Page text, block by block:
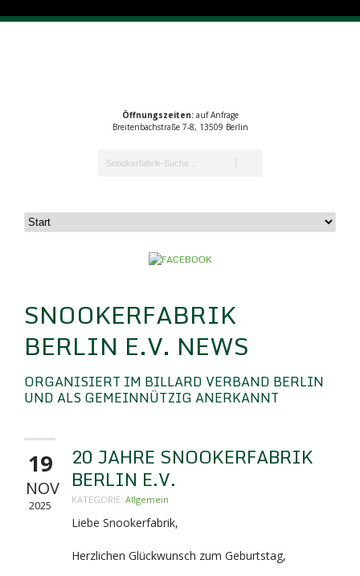
Öffnungszeiten:auf Anfrage
Breitenbachstraße 7-8, 13509 Berlin
SNOOKERFABRIK
BERLIN E.V. NEWS
ORGANISIERT IM BILLARD VERBAND BERLIN
UND ALS GEMEINNÜTZIG ANERKANNT
19
NOV
2025
20 JAHRE SNOOKERFABRIK
BERLIN E.V.
KATEGORIE: Allgemein
Liebe Snookerfabrik,
Herzlichen Glückwunsch zum Geburtstag,